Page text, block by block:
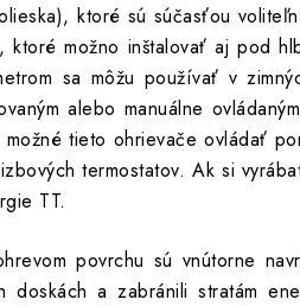
Na objednávku – dodanie 3–4
ktoré sú súčasťou
ktoré možno inštalovať aj pod
sa môžu používať v
alebo manuálne
tieto ohrievače ovládať
termostatov. Ak si
TT.
povrchu sú vnútorne
doskách a zabránili stratám